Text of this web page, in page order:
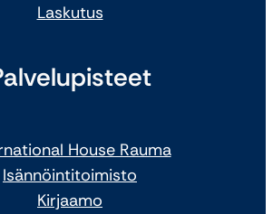
Laskutus
House Rauma
Isännöintitoimisto
Kirjaamo